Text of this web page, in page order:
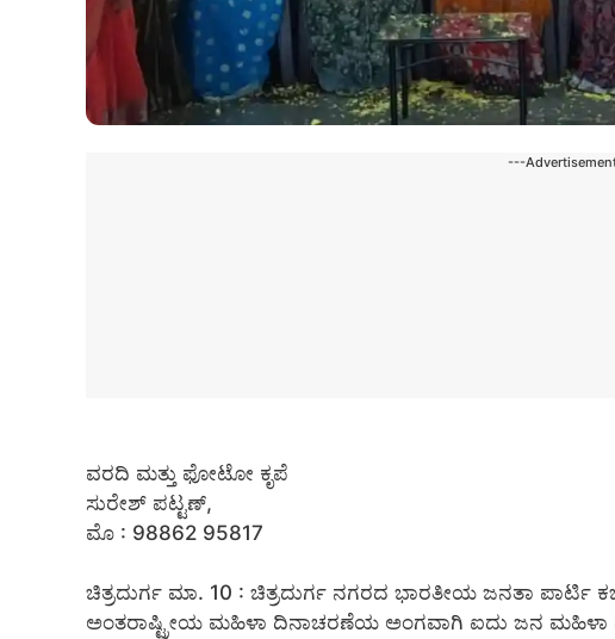
---
ವರದಿ ಮತ್ತು ಫೋಟೋ ಕೃಪೆ
ಸುರೇಶ್ ಪಟ್ಟಣ್,
ಮೊ : 98862 95817
ಚಿತ್ರದುರ್ಗ ಮಾ. 10 : ಚಿತ್ರದುರ್ಗ ನಗರದ ಭಾರತೀಯ ಜನತಾ
ಅಂತರಾಷ್ಟ್ರೀಯ ಮಹಿಳಾ ದಿನಾಚರಣೆಯ ಅಂಗವಾಗಿ ಐದು ಜನ ಮಹಿಳಾ